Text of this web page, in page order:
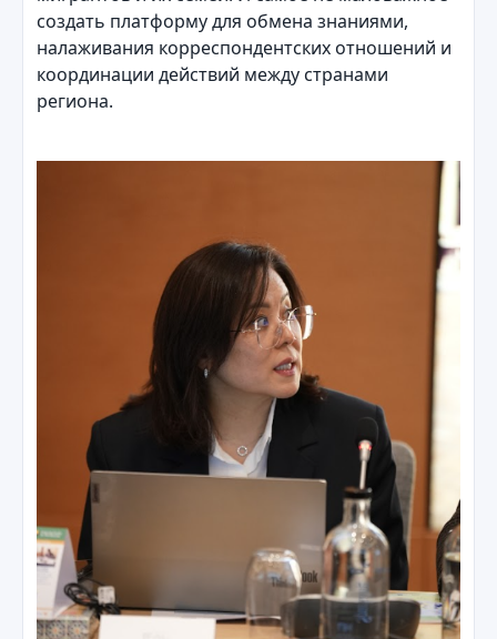
создать платформу для обмена знаниями,
налаживания корреспондентских отношений и
координации действий между странами
региона.